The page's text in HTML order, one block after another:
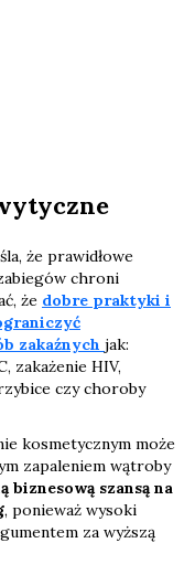
że prawidłowe
chroni
że dobre praktyki i
zakaźnych jak:
zakażenie HIV,
czy choroby
kosmetycznym może
zapaleniem wątroby
biznesową szansą na
, ponieważ wysoki
za wyższą